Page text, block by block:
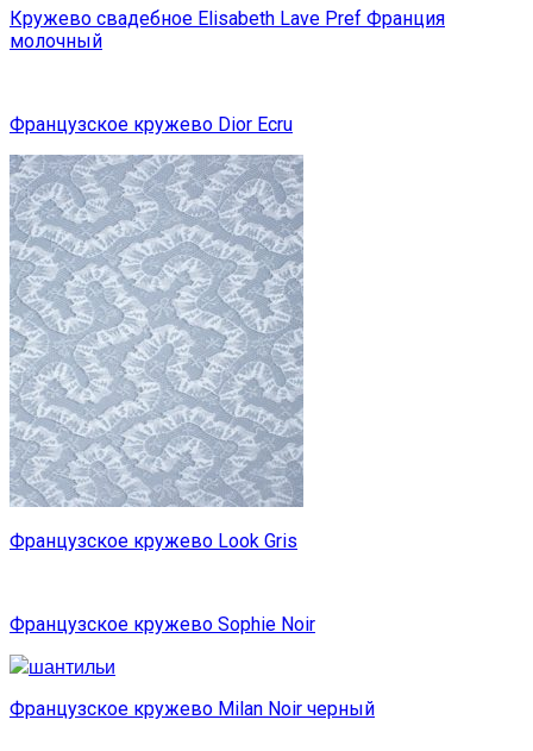
Кружево свадебное Elisabeth Lave Pref Франция
молочный
Французское кружево Dior Ecru
Французское кружево Look Gris
Французское кружево Sophie Noir
Французское кружево Milan Noir черный